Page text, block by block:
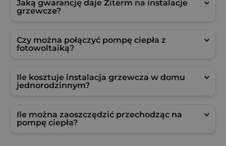
Jaką gwarancję daje Ziterm na instalacje
grzewcze?
Czy można połączyć pompę ciepła z
fotowoltaiką?
Ile kosztuje instalacja grzewcza w domu
jednorodzinnym?
Ile można zaoszczędzić przechodząc na
pompę ciepła?